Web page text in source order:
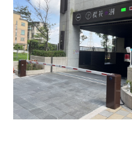
8.長距離讀卡機系列實績
9.車位在席導引系列實績
10.反向尋車系統實績
11.周邊配備-紅綠燈實績